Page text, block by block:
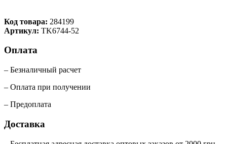
Код товара: 284199
Артикул: TK6744-52
Оплата
– Безналичный расчет
– Оплата при получении
– Предоплата
Доставка